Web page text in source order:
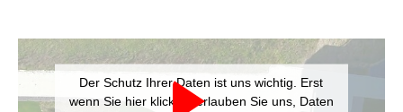
Der Schutz Ihrer Daten ist uns wichtig. Erst
wenn Sie hier klicken, erlauben Sie uns, Daten